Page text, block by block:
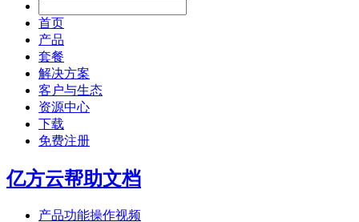
首页
产品
套餐
解决方案
客户与生态
资源中心
下载
免费注册
亿方云帮助文档
产品功能操作视频